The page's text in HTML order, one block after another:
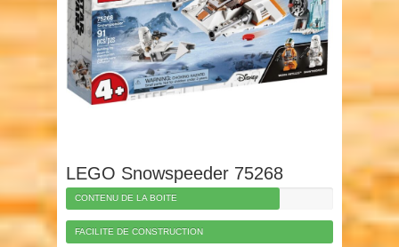
LEGO Snowspeeder 75268
CONTENU DE LA BOITE
FACILITE DE CONSTRUCTION